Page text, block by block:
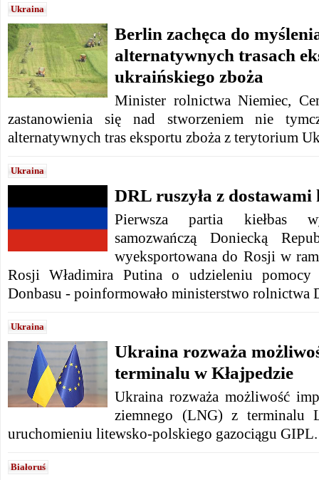
Ukraina
Berlin zachęca do
alternatywnych trasach
ukraińskiego zboża
Minister rolnictwa Niemiec,
zastanowienia się nad stworzeniem nie
alternatywnych tras eksportu zboża z terytorium
Ukraina
DRL ruszyła z dostawami
Pierwsza partia kiełbas
samozwańczą Doniecką
wyeksportowana do Rosji w
Rosji Władimira Putina o udzieleniu pomocy
Donbasu - poinformowało ministerstwo rolnictwa
Ukraina
Ukraina rozważa
terminalu w Kłajpedzie
Ukraina rozważa możliwość
ziemnego (LNG) z terminalu
uruchomieniu litewsko-polskiego gazociągu
Białoruś